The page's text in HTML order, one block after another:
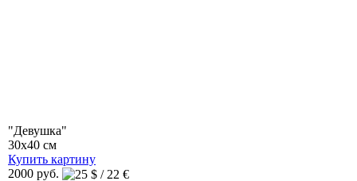
"Девушка"
30x40 см
Купить картину
2000 руб.